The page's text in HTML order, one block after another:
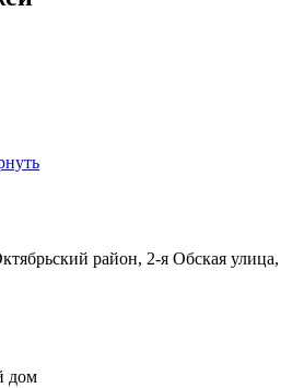
район, 2-я Обская улица,
дом